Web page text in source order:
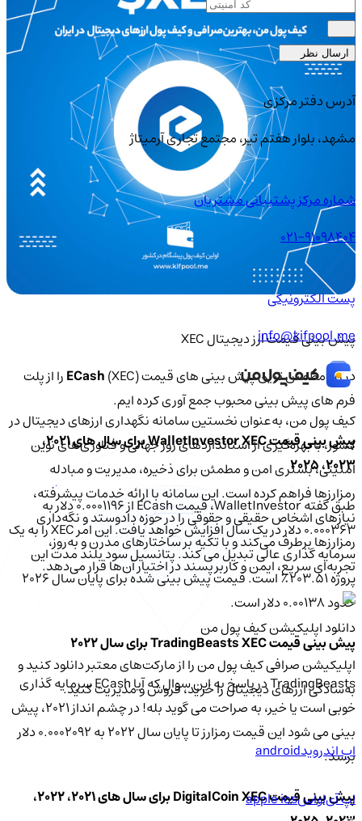
پیش بینی قیمت ارز دیجیتال XEC
در زیر مطمئن ترین پیش بینی های قیمت
ECash(XEC) را از پلت
فرم های پیش بینی محبوب جمع آوری کرده ایم.
پیش بینی قیمت WalletInvestor XEC برای سال های 2021،
2023، 2025
طبق گفته WalletInvestor، قیمت ECash از 0.0001196 دلار به
0.000363 دلار در یک سال افزایش خواهد یافت. این امر XEC را به یک
سرمایه گذاری عالی تبدیل می کند. پتانسیل سود بلند مدت این
پروژه 203.51٪ است. قیمت پیش بینی شده برای پایان سال 2026
حدود 0.00138 دلار است.
پیش بینی قیمت TradingBeasts XEC برای سال 2022
TradingBeasts در پاسخ به این سوال که آیا ECash سرمایه گذاری
خوبی است یا خیر، به صراحت می گوید بله! در چشم انداز 2021، پیش
بینی می شود این قیمت رمزارز تا پایان سال 2022 به 0.0002092 دلار
برسد.
پیش بینی قیمت DigitalCoin XEC برای سال های 2021، 2022،
ارسال نظر
آدرس دفتر مرکزی
مشهد، بلوار هفتم تیر، مجتمع تجاری آرمیتاژ
شماره مرکز پشتیبانی مشتریان
021-91098404
پست الکترونیکی
info@kifpool.me
کیف‌ پول من، به‌عنوان نخستین سامانه نگهداری ارزهای دیجیتال در
کشور، با بهره‌گیری از استانداردهای روز جهانی و فناوری‌های نوین
امنیتی، بستری امن و مطمئن برای ذخیره، مدیریت و مبادله
رمزارزها فراهم کرده است. این سامانه با ارائه خدمات پیشرفته،
نیازهای اشخاص حقیقی و حقوقی را در حوزه دادوستد و نگه‌داری
رمزارزها برطرف می‌کند و با تکیه بر ساختارهای مدرن و به‌روز،
تجربه‌ای سریع، ایمن و کاربرپسند در اختیار آن‌ها قرار می‌دهد.
دانلود اپلیکیشن کیف‌ پول من
اپلیکیشن صرافی کیف پول من را از مارکت‌های معتبر دانلود کنید و
به‌سادگی ارزهای دیجیتال را خرید، فروش و مدیریت کنید.
اپ اندرویدandroid
اپ آی‌او‌اسapple ios